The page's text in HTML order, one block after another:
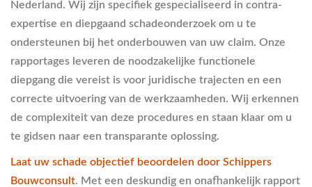
Nederland. Wij zijn specifiek gespecialiseerd in contra-
expertise en diepgaand schadeonderzoek om u te
ondersteunen bij het onderbouwen van uw claim. Onze
rapportages leveren de noodzakelijke functionele
diepgang die vereist is voor juridische trajecten en een
correcte uitvoering van de werkzaamheden. Wij erkennen
de complexiteit van deze procedures en staan klaar om u
te gidsen naar een transparante oplossing.
Laat uw schade objectief beoordelen door Schippers
Bouwconsult. Met een deskundig en onafhankelijk rapport